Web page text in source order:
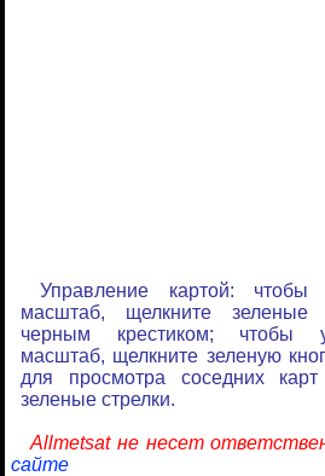
Управление картой: чтобы
масштаб, щелкните зеленые
черным крестиком; чтобы
масштаб, щелкните зеленую
для просмотра соседних
зеленые стрелки.
Allmetsat не несет
сайте